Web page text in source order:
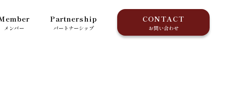
メンバー パートナーシップ
Partnership
お問い合わせ
CONTACT